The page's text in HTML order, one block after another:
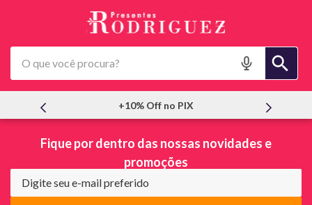
O que você procura?
+10% Off no PIX
Fique por dentro das nossas novidades e
promoções